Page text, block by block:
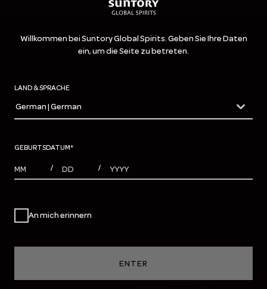
Willkommen bei Suntory Global Spirits. Geben Sie Ihre Daten
ein, um die Seite zu betreten.
LAND & SPRACHE
countryDropdown
German | German
GEBURTSDATUM*
MONTHS
/ DAYS / YEAR
An mich erinnern
ENTER